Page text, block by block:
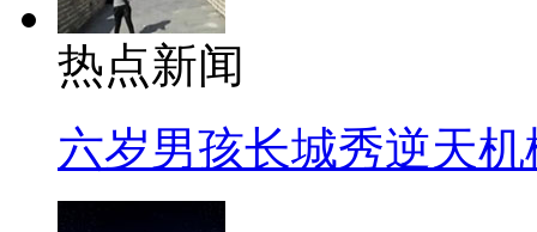
热点新闻
六岁男孩长城秀逆天机